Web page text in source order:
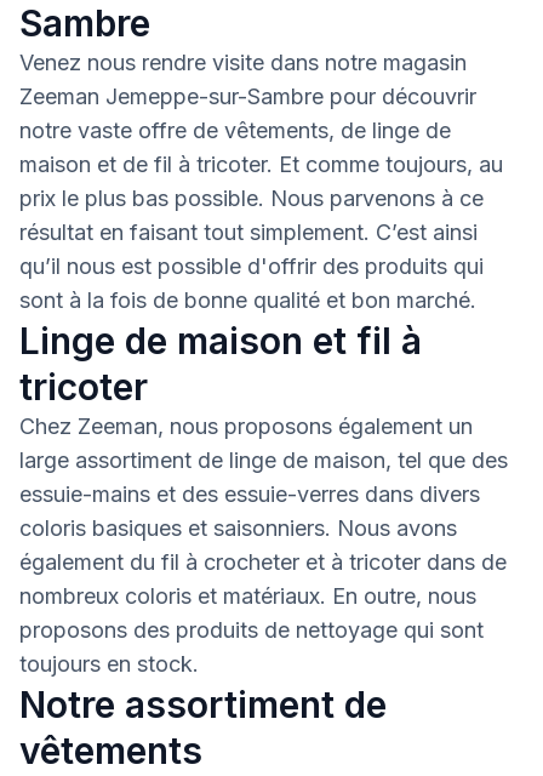
Sambre
Venez nous rendre visite dans notre magasin
Zeeman Jemeppe-sur-Sambre pour découvrir
notre vaste offre de vêtements, de linge de
maison et de fil à tricoter. Et comme toujours, au
prix le plus bas possible. Nous parvenons à ce
résultat en faisant tout simplement. C’est ainsi
qu’il nous est possible d'offrir des produits qui
sont à la fois de bonne qualité et bon marché.
Linge de maison et fil à
tricoter
Chez Zeeman, nous proposons également un
large assortiment de linge de maison, tel que des
essuie-mains et des essuie-verres dans divers
coloris basiques et saisonniers. Nous avons
également du fil à crocheter et à tricoter dans de
nombreux coloris et matériaux. En outre, nous
proposons des produits de nettoyage qui sont
toujours en stock.
Notre assortiment de
vêtements